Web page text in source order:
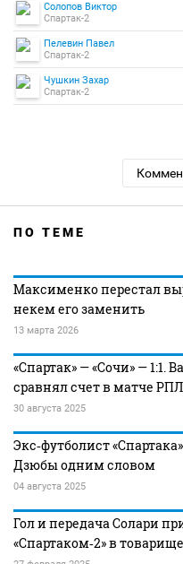
Солопов Виктор
Спартак-2
Пелевин Павел
Спартак-2
Чушкин Захар
Спартак-2
ПО ТЕМЕ
Максименко перестал
некем его заменить
13 марта 2026
«Спартак» — «Сочи» — 1:1.
сравнял счет в матче
30 августа 2025
Экс‑футболист
Дзюбы одним словом
04 августа 2025
Гол и передача Солари
«Спартаком‑2» в